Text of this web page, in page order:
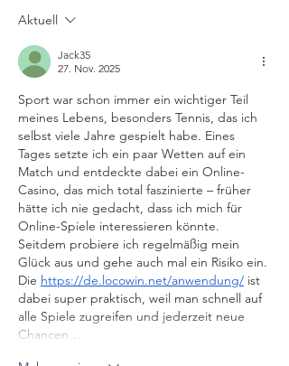
Plätzen
Aktuell
Jack35
27. Nov. 2025
Sport war schon immer ein wichtiger Teil
meines Lebens, besonders Tennis, das ich
selbst viele Jahre gespielt habe. Eines
Tages setzte ich ein paar Wetten auf ein
Match und entdeckte dabei ein Online-
Casino, das mich total faszinierte – früher
hätte ich nie gedacht, dass ich mich für
Online-Spiele interessieren könnte.
Seitdem probiere ich regelmäßig mein
Glück aus und gehe auch mal ein Risiko ein.
Die https://de.locowin.net/anwendung/ ist
dabei super praktisch, weil man schnell auf
alle Spiele zugreifen und jederzeit neue
Chancen…